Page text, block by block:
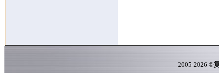
2005-2026 ©